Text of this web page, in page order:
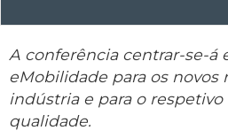
A conferência centrar-se-á
eMobilidade para os novos
indústria e para o
qualidade.